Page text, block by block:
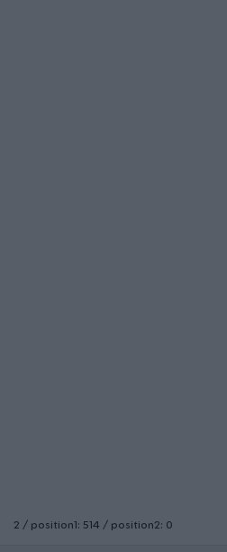
2 / position1: 514 / position2: 0